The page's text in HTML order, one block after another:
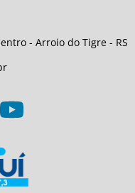
- Arroio do Tigre - RS